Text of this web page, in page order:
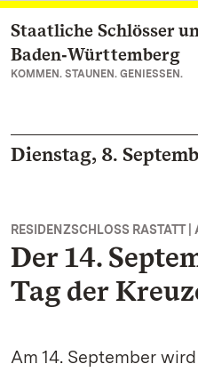
Zum Hauptinhalt
Staatliche Schlösser
Baden‑Württemberg
KOMMEN. STAUNEN. GENIESSEN.
Dienstag, 8.
RESIDENZSCHLOSS RASTATT |
Der 14.
Tag der
Am 14. September